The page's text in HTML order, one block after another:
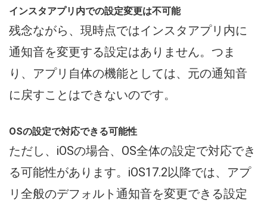
インスタアプリ内での設定変更は不可能
残念ながら、現時点ではインスタアプリ内に
通知音を変更する設定はありません。つま
り、アプリ自体の機能としては、元の通知音
に戻すことはできないのです。
OSの設定で対応できる可能性
ただし、iOSの場合、OS全体の設定で対応でき
る可能性があります。iOS17.2以降では、アプ
リ全般のデフォルト通知音を変更できる設定